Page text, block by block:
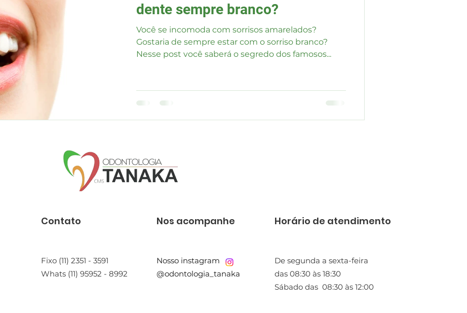
dente sempre branco?
Você se incomoda com sorrisos amarelados?
Gostaria de sempre estar com o sorriso branco?
Nesse post você saberá o segredo dos famosos...
Contato
Fixo (11) 2351 - 3591
Whats (11) 95952 - 8992
Nos acompanhe
Nosso instagram
@odontologia_tanaka
Horário de atendimento
De segunda a sexta-feira
das 08:30 às 18:30
Sábado das 08:30 às 12:00